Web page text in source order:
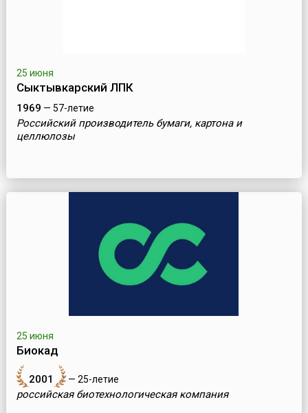
25 июня
Сыктывкарский ЛПК
1969 — 57-летие
Российский производитель бумаги, картона и
целлюлозы
25 июня
Биокад
2001 — 25-летие
российская биотехнологическая компания